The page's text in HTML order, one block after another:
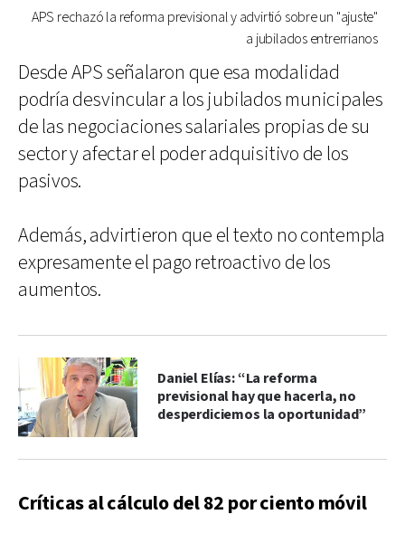
APS rechazó la reforma previsional y advirtió sobre un "ajuste"
a jubilados entrerrianos
Desde APS señalaron que esa modalidad
podría desvincular a los jubilados municipales
de las negociaciones salariales propias de su
sector y afectar el poder adquisitivo de los
pasivos.
Además, advirtieron que el texto no contempla
expresamente el pago retroactivo de los
aumentos.
Daniel Elías: “La reforma
previsional hay que hacerla, no
desperdiciemos la oportunidad”
Críticas al cálculo del 82 por ciento móvil